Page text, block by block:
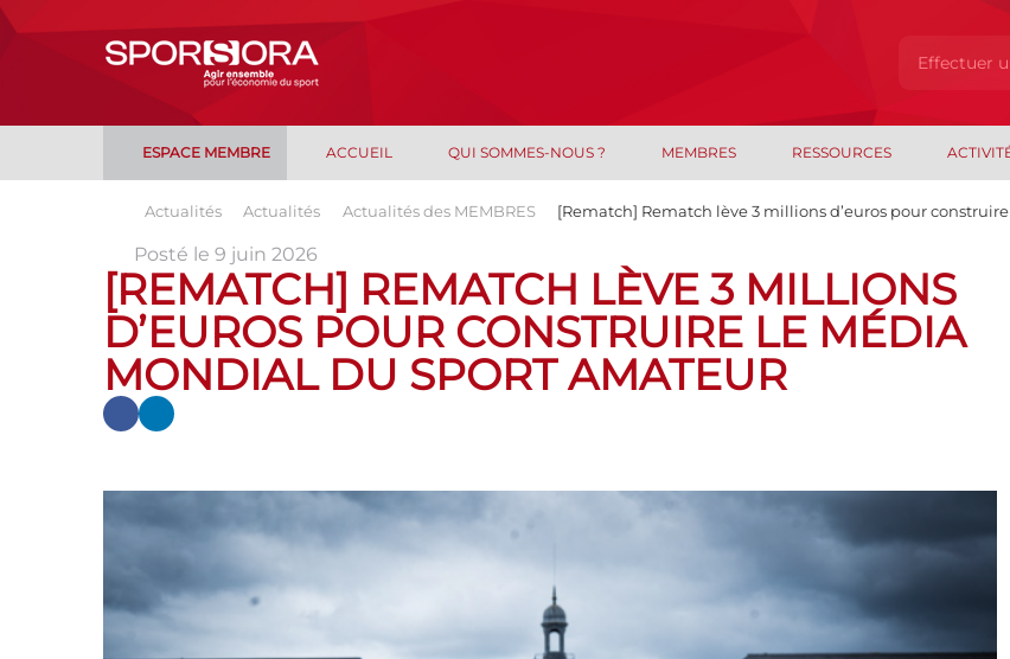
ESPACE MEMBRE ACCUEIL QUI SOMMES-NOUS ? MEMBRES RESSOURCES
Actualités Actualités Actualités des MEMBRES [Rematch] Rematch lève 3 millions d’euros pour
Posté le 9 juin 2026
[REMATCH] REMATCH LÈVE 3 MILLIONS
D’EUROS POUR CONSTRUIRE LE MÉDIA
MONDIAL DU SPORT AMATEUR